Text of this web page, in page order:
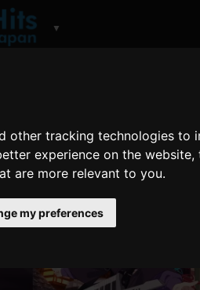
other tracking technologies
experience on the website,
are more relevant to you.
my preferences
▼